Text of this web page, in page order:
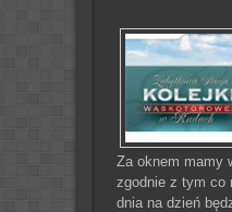
Za oknem mamy
zgodnie z tym co
dnia na dzień